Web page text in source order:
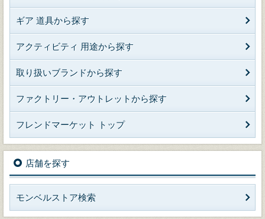
ギア 道具から探す
アクティビティ 用途から探す
取り扱いブランドから探す
ファクトリー・アウトレットから探す
フレンドマーケット トップ
店舗を探す
モンベルストア検索